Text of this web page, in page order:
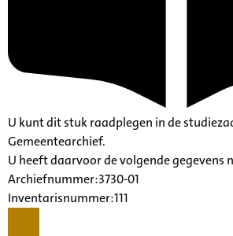
U kunt dit stuk raadplegen in de
Gemeentearchief.
U heeft daarvoor de volgende gegevens
Archiefnummer:3730-01
Inventarisnummer:111